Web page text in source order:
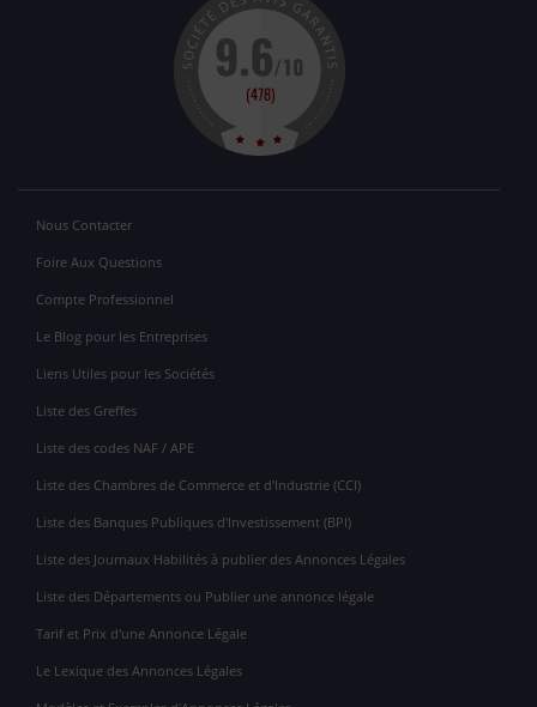
Nous Contacter
Foire Aux Questions
Compte Professionnel
Le Blog pour les Entreprises
Liens Utiles pour les Sociétés
Liste des Greffes
Liste des codes NAF / APE
Liste des Chambres de Commerce et d'Industrie (CCI)
Liste des Banques Publiques d'Investissement (BPI)
Liste des Journaux Habilités à publier des Annonces Légales
Liste des Départements ou Publier une annonce légale
Tarif et Prix d'une Annonce Légale
Le Lexique des Annonces Légales